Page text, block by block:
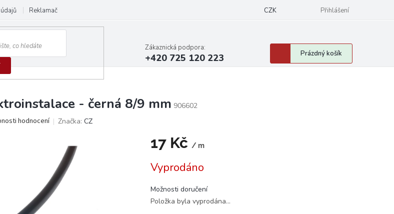
Reklamační protokol CZK Přihlášení
Zákaznická podpora:
+420 725 120 223
Nákupní
košík
Prázdný košík
- černá 8/9 mm 906602
hodnocení Značka: CZ
17 Kč / m
cena:
Vyprodáno
Možnosti doručení
Položka byla vyprodána…